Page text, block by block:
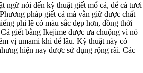
ngữ nói đến kỹ thuật giết mổ cá, để cá tươi
pháp giết cá mà vẫn giữ được chất
phi lê có màu sắc đẹp hơn, đồng thời
giết bằng Ikejime được ưa chuộng vì nó
vị umami khi để lâu. Kỹ thuật này có
hiện nay được sử dụng rộng rãi. Các